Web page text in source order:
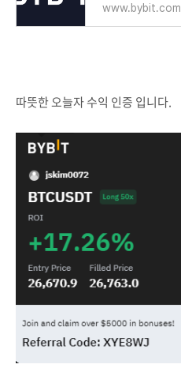
www.bybit.com
따뜻한 오늘자 수익 인증 입니다.